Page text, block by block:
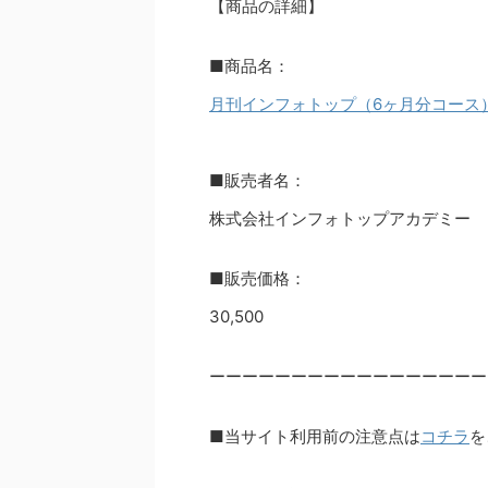
【商品の詳細】
■商品名：
月刊インフォトップ（6ヶ月分コース）
■販売者名：
株式会社インフォトップアカデミー
■販売価格：
30,500
ーーーーーーーーーーーーーーーー
■当サイト利用前の注意点はコチラ